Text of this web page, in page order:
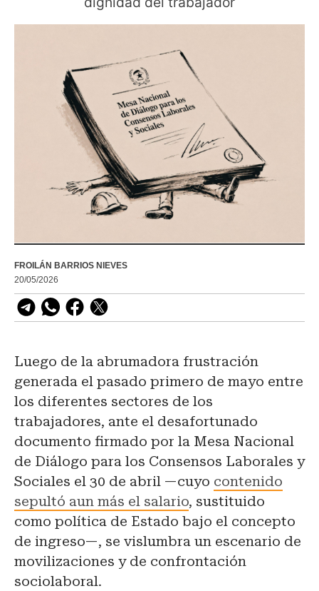
FROILÁN BARRIOS NIEVES
20/05/2026
Luego de la abrumadora frustración
generada el pasado primero de mayo entre
los diferentes sectores de los
trabajadores, ante el desafortunado
documento firmado por la Mesa Nacional
de Diálogo para los Consensos Laborales y
Sociales el 30 de abril —cuyo contenido
sepultó aun más el salario, sustituido
como política de Estado bajo el concepto
de ingreso—, se vislumbra un escenario de
movilizaciones y de confrontación
sociolaboral.